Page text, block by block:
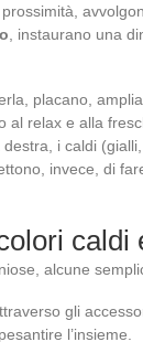
, instaurano una
placano,
al relax e alla
i caldi
invece, di
caldi
alcune
gli
l’insieme.